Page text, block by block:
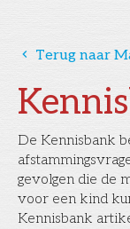
De Kennisbank
gevolgen die de
voor een kind
Kennisbank
󰅁 Terug naar